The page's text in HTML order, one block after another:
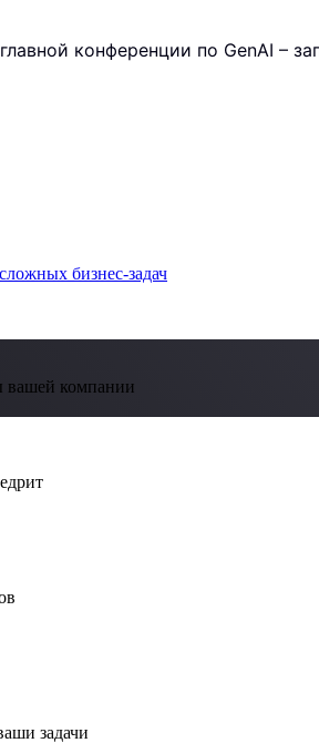
конференции по GenAI –
вашей компании
задачи